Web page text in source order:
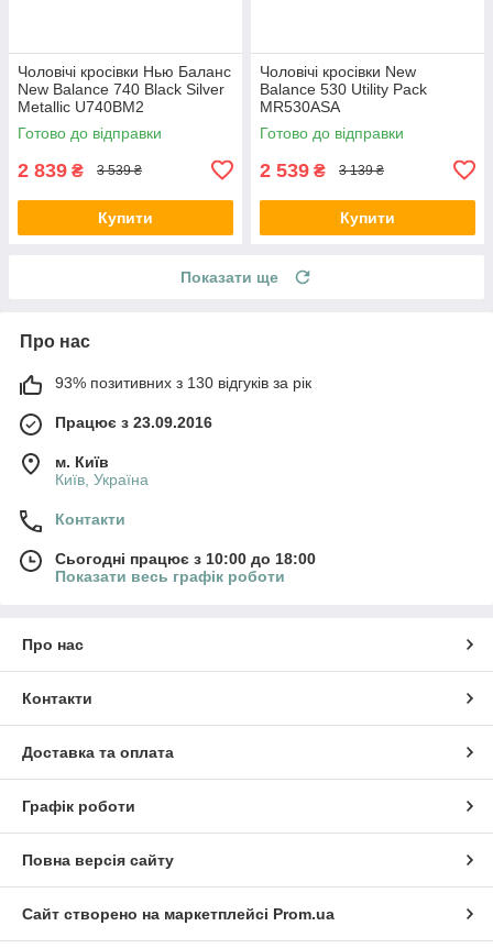
Чоловічі кросівки Нью Баланс
New Balance 740 Black Silver
Metallic U740BM2
Готово до відправки
2 839 ₴ 3 539 ₴
Купити
Чоловічі кросівки New
Balance 530 Utility Pack
MR530ASA
Готово до відправки
2 539 ₴ 3 139 ₴
Купити
Показати ще
Про нас
93% позитивних з 130 відгуків за рік
Працює з 23.09.2016
м. Київ
Київ, Україна
Контакти
Сьогодні працює з 10:00 до 18:00
Показати весь графік роботи
Про нас
Контакти
Доставка та оплата
Графік роботи
Повна версія сайту
Сайт створено на маркетплейсі Prom.ua